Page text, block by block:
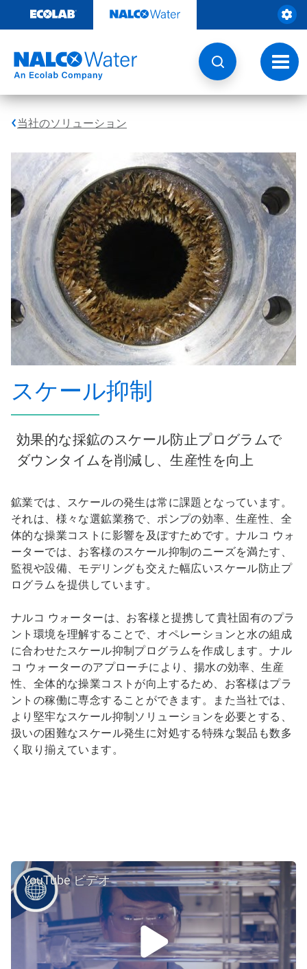
テ
る
ト
グ
ル
ナ
ョ
ン
当社のソリューション
スケール抑制
効果的な採鉱のスケール防止プログラムで
ダウンタイムを削減し、生産性を向上
鉱業では、スケールの発生は常に課題となっています。
それは、様々な選鉱業務で、ポンプの効率、生産性、全
体的な操業コストに影響を及ぼすためです。ナルコ ウォ
ーターでは、お客様のスケール抑制のニーズを満たす、
監視や設備、モデリングも交えた幅広いスケール防止プ
ログラムを提供しています。
ナルコ ウォーターは、お客様と提携して貴社固有のプラ
ント環境を理解することで、オペレーションと水の組成
に合わせたスケール抑制プログラムを作成します。ナル
コ ウォーターのアプローチにより、揚水の効率、生産
性、全体的な操業コストが向上するため、お客様はプラ
ントの稼働に専念することができます。また当社では、
より堅牢なスケール抑制ソリューションを必要とする、
扱いの困難なスケール発生に対処する特殊な製品も数多
く取り揃えています。
YouTube ビデオ